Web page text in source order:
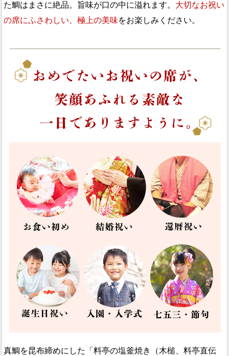
た鯛はまさに絶品。旨味が口の中に溢れます。 大切なお祝い
の席にふさわしい、極上の美味をお楽しみください。
真鯛を昆布締めにした「料亭の塩釜焼き（木槌、料亭直伝